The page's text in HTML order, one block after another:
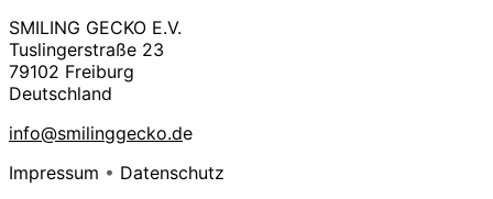
SMILING GECKO E.V.
Tuslingerstraße 23
79102 Freiburg
Deutschland
info@smilinggecko.de
Impressum • Datenschutz